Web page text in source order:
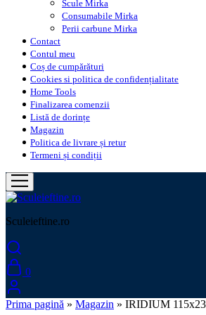
Scule Mirka
Consumabile Mirka
Perii carbune Mirka
Contact
Contul meu
Coș de cumpărături
Cookies si politica de confidențialitate
Home Tools
Finalizarea comenzii
Listă de dorințe
Magazin
Politica de livrare și retur
Termeni și condiții
Sculeieftine.ro
0
Prima pagină » Magazin » IRIDIUM